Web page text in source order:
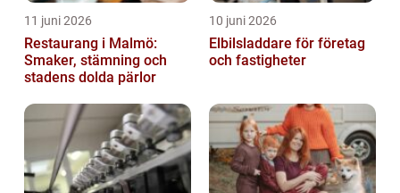
11 juni 2026
Restaurang i Malmö:
Smaker, stämning och
stadens dolda pärlor
10 juni 2026
Elbilsladdare för företag
och fastigheter